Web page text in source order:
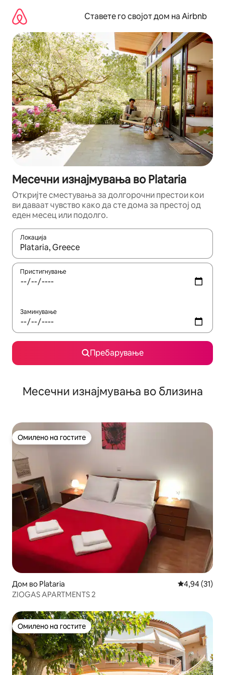
содржина
Ставете го својот дом на Airbnb
Месечни изнајмувања во Plataria
Откријте сместувања за долгорочни престои кои
ви даваат чувство како да сте дома за престој од
еден месец или подолго.
Локација
Кога резултатите се достапни, движете се со копчињата
Пристигнување
Заминување
Пребарување
Месечни изнајмувања во близина
Омилено на гостите
Омилено на гостите
Дом во Plataria Просечна
4,94 (31)
ZIOGAS APARTMENTS 2
Омилено на гостите
Омилено на гостите